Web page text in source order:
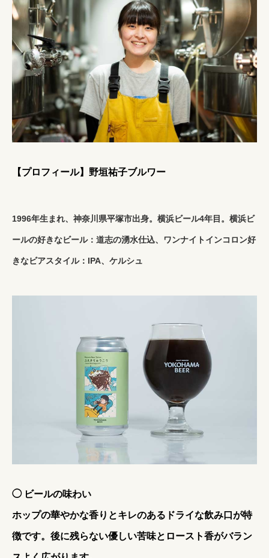
【プロフィール】野垣祐子ブルワー
1996年生まれ、神奈川県平塚市出身。横浜ビール4年目。 横浜ビ
ールの好きなビール：道志の湧水仕込、ワンナイトインコロン好
きなビアスタイル：IPA、ケルシュ
◯ ビールの味わい
ホップの華やかな香りとキレのあるドライな飲み口が特
徴です。後に残らない優しい苦味とロースト香がバラン